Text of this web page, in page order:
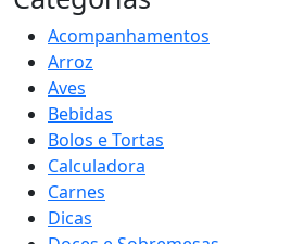
Acompanhamentos
Arroz
Aves
Bebidas
Bolos e Tortas
Calculadora
Carnes
Dicas